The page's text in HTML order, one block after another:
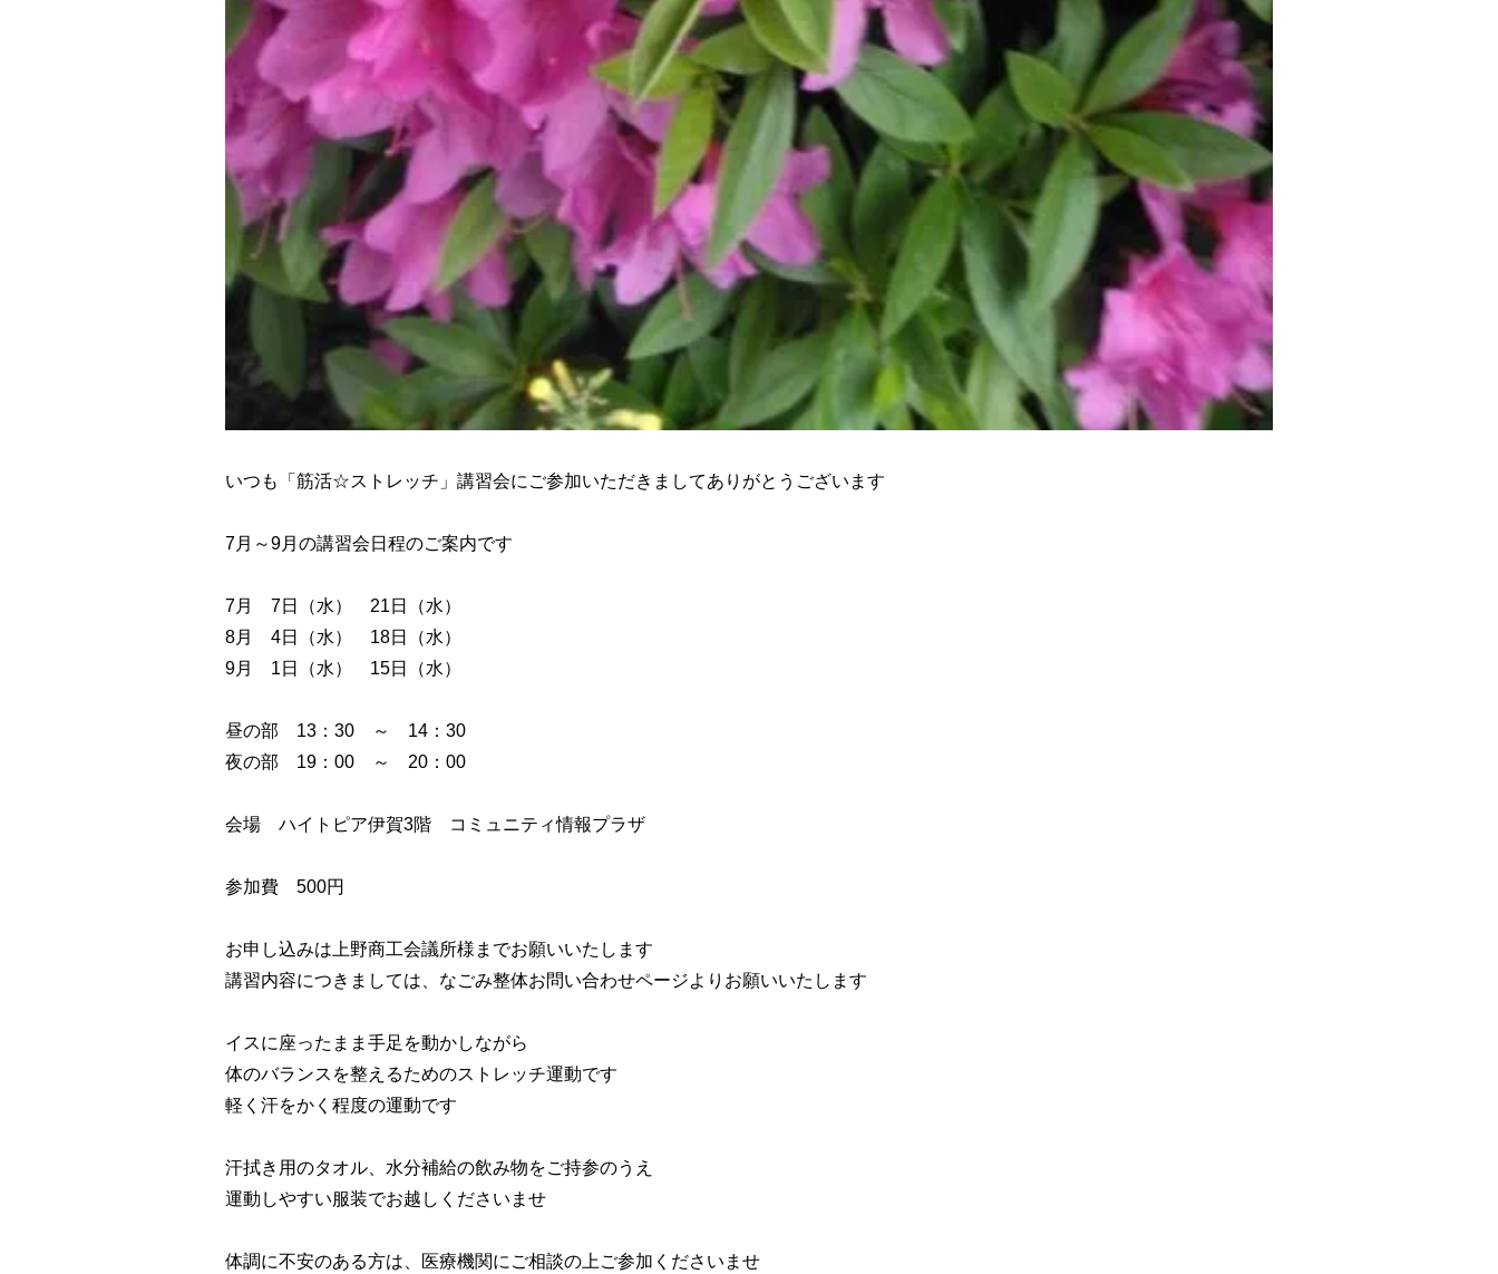
いつも「筋活☆ストレッチ」講習会にご参加いただきましてありがとうございます
7月～9月の講習会日程のご案内です
7月 7日（水） 21日（水）
8月 4日（水） 18日（水）
9月 1日（水） 15日（水）
昼の部 13：30 ～ 14：30
夜の部 19：00 ～ 20：00
会場 ハイトピア伊賀3階 コミュニティ情報プラザ
参加費 500円
お申し込みは上野商工会議所様までお願いいたします
講習内容につきましては、なごみ整体お問い合わせページよりお願いいたします
イスに座ったまま手足を動かしながら
体のバランスを整えるためのストレッチ運動です
軽く汗をかく程度の運動です
汗拭き用のタオル、水分補給の飲み物をご持参のうえ
運動しやすい服装でお越しくださいませ
体調に不安のある方は、医療機関にご相談の上ご参加くださいませ